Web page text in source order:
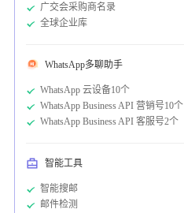
广交会采购商名录
全球企业库
WhatsApp多聊助手
WhatsApp 云设备10个
WhatsApp Business API 营销号10个
WhatsApp Business API 客服号2个
智能工具
智能搜邮
邮件检测